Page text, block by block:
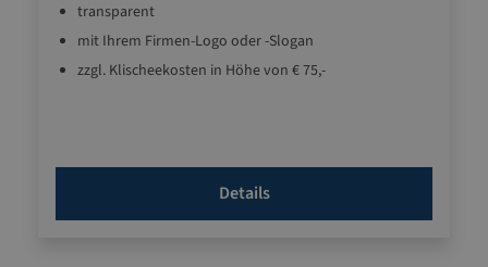
transparent
mit Ihrem Firmen-Logo oder -Slogan
zzgl. Klischeekosten in Höhe von € 75,-
Details